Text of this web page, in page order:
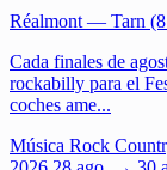
Réalmont — Tarn
Cada finales de
rockabilly para el
coches ame...
Música Rock